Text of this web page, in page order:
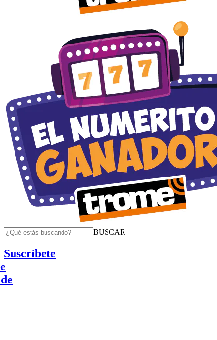
BUSCAR
Suscríbete